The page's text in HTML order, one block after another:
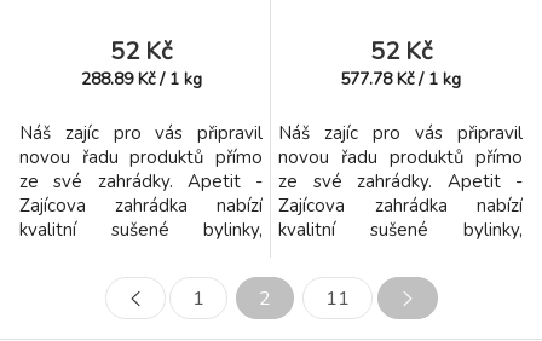
52 Kč
288.89 Kč / 1 kg
Náš zajíc pro vás připravil
novou řadu produktů přímo
ze své zahrádky. Apetit -
Zajícova zahrádka nabízí
kvalitní sušené bylinky,
hlodavce a zakrslé králíčky,
ale i ostatní domácí miláčky.
52 Kč
577.78 Kč / 1 kg
Náš zajíc pro vás připravil
novou řadu produktů přímo
ze své zahrádky. Apetit -
Zajícova zahrádka nabízí
kvalitní sušené bylinky,
hlodavce a zakrslé králíčky,
ale i ostatní domácí miláčky.
1 2 11